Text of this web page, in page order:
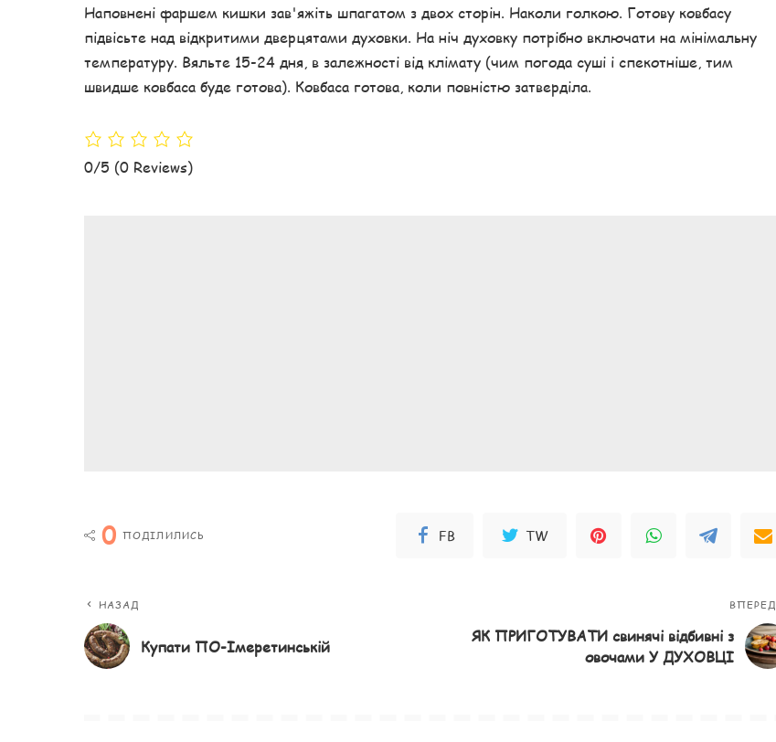
Наповнені фаршем кишки зав'яжіть шпагатом з двох сторін. Наколи голкою. Готову ковбасу
підвісьте над відкритими дверцятами духовки. На ніч духовку потрібно включати на мінімальну
температуру. Вяльте 15-24 дня, в залежності від клімату (чим погода суші і спекотніше, тим
швидше ковбаса буде готова). Ковбаса готова, коли повністю затверділа.
0/5 (0 Reviews)
0 ПОДІЛИЛИСЬ FB TW
НАЗАД
Купати ПО-Імеретинській
ВПЕРЕД
ЯК ПРИГОТУВАТИ свинячі відбивні з
овочами У ДУХОВЦІ